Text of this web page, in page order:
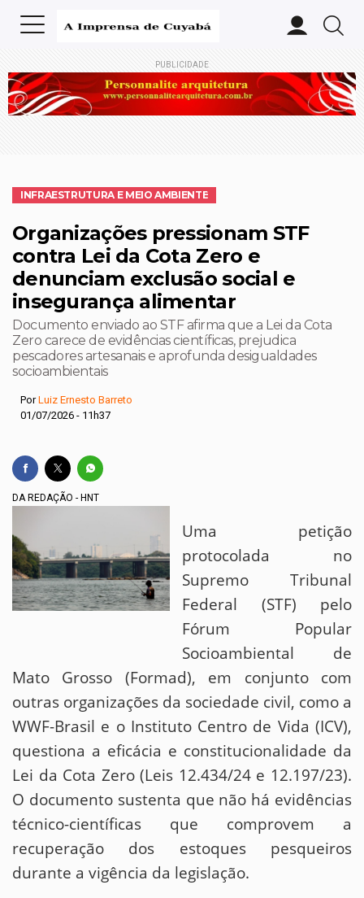
PUBLICIDADE
INFRAESTRUTURA E MEIO AMBIENTE
Organizações pressionam STF
contra Lei da Cota Zero e
denunciam exclusão social e
insegurança alimentar
Documento enviado ao STF afirma que a Lei da Cota
Zero carece de evidências científicas, prejudica
pescadores artesanais e aprofunda desigualdades
socioambientais
PorLuiz Ernesto Barreto
01/07/2026 - 11h37
DA REDAÇÃO - HNT
Uma petição
protocolada no
Supremo Tribunal
Federal (STF) pelo
Fórum Popular
Socioambiental de
Mato Grosso (Formad), em conjunto com
outras organizações da sociedade civil, como a
WWF-Brasil e o Instituto Centro de Vida (ICV),
questiona a eficácia e constitucionalidade da
Lei da Cota Zero (Leis 12.434/24 e 12.197/23).
O documento sustenta que não há evidências
técnico-científicas que comprovem a
recuperação dos estoques pesqueiros
durante a vigência da legislação.